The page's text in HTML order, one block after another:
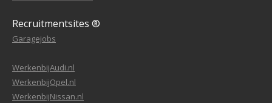
Recruitmentsites ®
Garagejobs
WerkenbijAudi.nl
WerkenbijOpel.nl
WerkenbijNissan.nl